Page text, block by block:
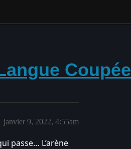
Coupée
janvier 9, 2022, 4:55am
passe… L’arène